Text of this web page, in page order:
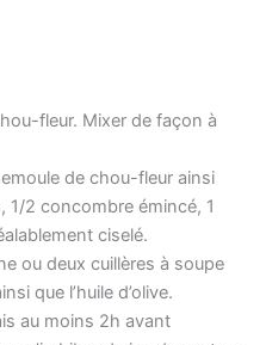
fleur. Mixer de façon à
de chou-fleur ainsi
2 concombre émincé, 1
ciselé.
ou deux cuillères à soupe
que l’huile d’olive.
au moins 2h avant